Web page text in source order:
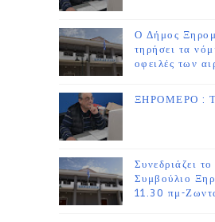
Ο Δήμος
τηρήσει τα
οφειλές των
ΞΗΡΟΜΕΡΟ :
Συνεδριάζει
Συμβούλιο
11.30 πμ-